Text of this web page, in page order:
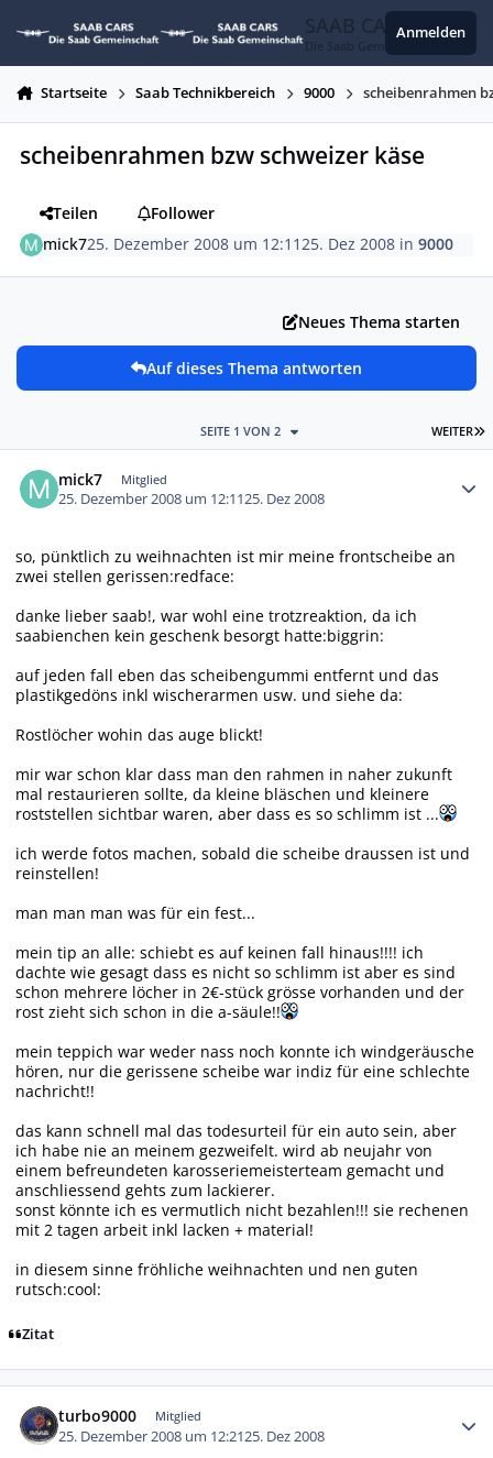
SAAB CARS
Die Saab Gemeinschaft
Anmelden
Startseite Saab Technikbereich 9000 scheibenrahmen
scheibenrahmen bzw schweizer käse
Teilen
Follower
mick725. Dezember 2008 um 12:1125. Dez 2008 in9000
Neues Thema starten
Auf dieses Thema antworten
WEITER
SEITE 1 VON 2
mick7 Mitglied
25. Dezember 2008 um 12:1125. Dez 2008
so, pünktlich zu weihnachten ist mir meine frontscheibe an
zwei stellen gerissen:redface:
danke lieber saab!, war wohl eine trotzreaktion, da ich
saabienchen kein geschenk besorgt hatte:biggrin:
auf jeden fall eben das scheibengummi entfernt und das
plastikgedöns inkl wischerarmen usw. und siehe da:
Rostlöcher wohin das auge blickt!
mir war schon klar dass man den rahmen in naher zukunft
mal restaurieren sollte, da kleine bläschen und kleinere
roststellen sichtbar waren, aber dass es so schlimm ist ...
ich werde fotos machen, sobald die scheibe draussen ist und
reinstellen!
man man man was für ein fest...
mein tip an alle: schiebt es auf keinen fall hinaus!!!! ich
dachte wie gesagt dass es nicht so schlimm ist aber es sind
schon mehrere löcher in 2€-stück grösse vorhanden und der
rost zieht sich schon in die a-säule!!
mein teppich war weder nass noch konnte ich windgeräusche
hören, nur die gerissene scheibe war indiz für eine schlechte
nachricht!!
das kann schnell mal das todesurteil für ein auto sein, aber
ich habe nie an meinem gezweifelt. wird ab neujahr von
einem befreundeten karosseriemeisterteam gemacht und
anschliessend gehts zum lackierer.
sonst könnte ich es vermutlich nicht bezahlen!!! sie rechenen
mit 2 tagen arbeit inkl lacken + material!
in diesem sinne fröhliche weihnachten und nen guten
rutsch:cool:
Zitat
turbo9000 Mitglied
25. Dezember 2008 um 12:2125. Dez 2008